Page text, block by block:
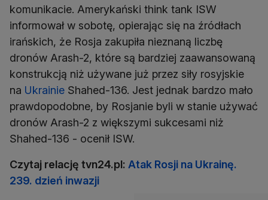
komunikacie. Amerykański think tank ISW
informował w sobotę, opierając się na źródłach
irańskich, że Rosja zakupiła nieznaną liczbę
dronów Arash-2, które są bardziej zaawansowaną
konstrukcją niż używane już przez siły rosyjskie
na Ukrainie Shahed-136. Jest jednak bardzo mało
prawdopodobne, by Rosjanie byli w stanie używać
dronów Arash-2 z większymi sukcesami niż
Shahed-136 - ocenił ISW.
Czytaj relację tvn24.pl: Atak Rosji na Ukrainę.
239. dzień inwazji